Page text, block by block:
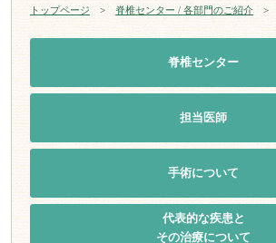
トップページ 脊椎センター / 各部門のご紹介
脊椎センター
担当医師
手術について
代表的な疾患と
その治療について